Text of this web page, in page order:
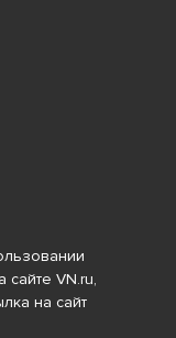
VN.ru,
на сайт